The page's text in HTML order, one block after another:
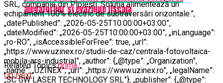
alegatorilor si evaziune fiscala
Related Topics:prima
Up Next
SRL, companie din Ploiești. Soluția alimentează un
echipament 100% electric de subtraversări orizontale.”,
„datePublished”: „2026-05-25T10:00:00+03:00”,
„dateModified”: „2026-05-25T10:00:00+03:00”, „inLanguage”:
„ro-RO”, „isAccessibleForFree”: true, „url”:
„https://www.uzinex.ro/studii-de-caz/centrala-fotovoltaica-
mobila-ars-industrial”, „author”: {„@type”: „Organization”,
„name”: „UZINEX”, „url”: „https://www.uzinex.ro”, „legalName”:
„SC GW LASER TECHNOLOGY SRL”}, „publisher”: {„@type”: